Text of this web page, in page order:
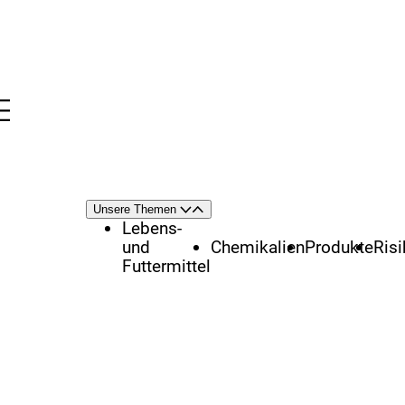
Themenschwerpunkte
Unsere Themen Öffnen
Schließen
Lebens-
und
Futtermittel
ChemikalienProdukte